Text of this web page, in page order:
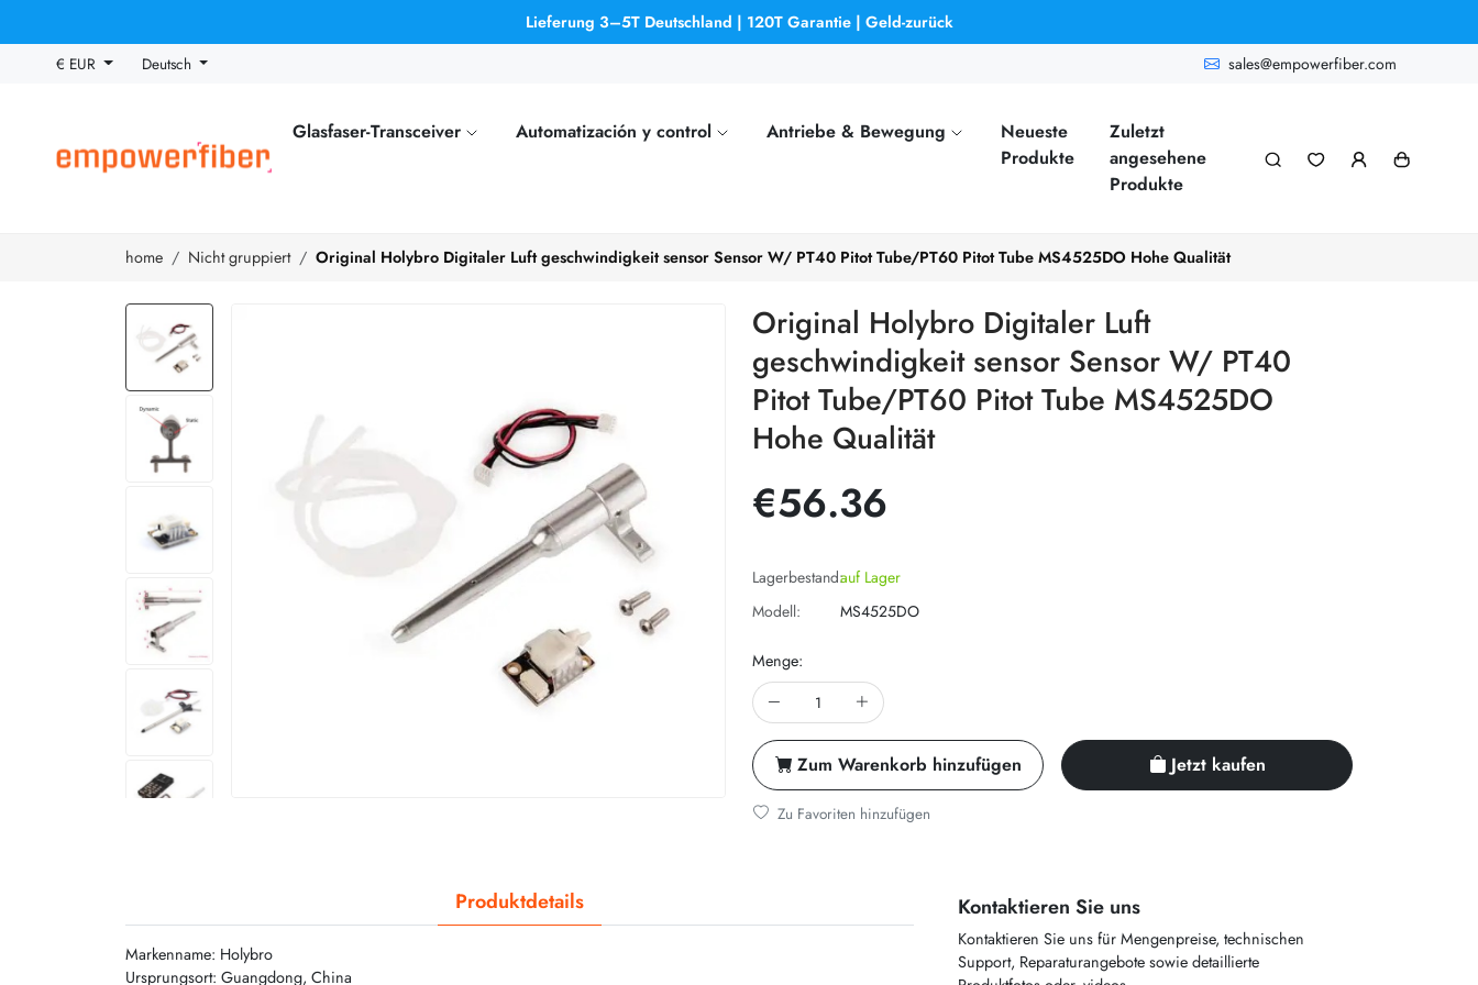
Lieferung 3–5T Deutschland | 120T Garantie | Geld-zurück
€ EUR
Deutsch sales@empowerfiber.com
Glasfaser-Transceiver Automatización y control Antriebe & Bewegung
Neueste
Produkte
Zuletzt
angesehene
Produkte
home Nicht gruppiert Original Holybro Digitaler Luft geschwindigkeit sensor Sensor W/ PT40 Pitot Tube/PT60 Pitot Tube MS4525DO Hohe Qualität
Original Holybro Digitaler Luft
geschwindigkeit sensor Sensor W/ PT40
Pitot Tube/PT60 Pitot Tube MS4525DO
Hohe Qualität
€56.36
Lagerbestand:auf Lager
Modell:
MS4525DO
Menge:
Zum Warenkorb hinzufügen Jetzt kaufen
Zu Favoriten hinzufügen
Produktdetails
Markenname: Holybro
Ursprungsort: Guangdong, China
Kontaktieren Sie uns
Kontaktieren Sie uns für Mengenpreise, technischen
Support, Reparaturangebote sowie detaillierte